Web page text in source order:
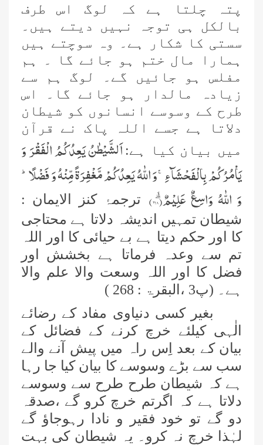
پتہ چلتا ہے کہ لوگ اس طرف
بالکل ہی توجہ نہیں دیتے ہیں۔
سستی کا شکار ہے۔ وہ سوچتے ہیں
ہمارا مال ختم ہو جائے گا ۔ ہم
مفلس ہو جائیں گے۔ لوگ ہم سے
زیادہ مالدار ہو جائے گا۔ اس
طرح کے وسوسے انسانوں کو شیطان
دلاتا ہے جسے اللہ پاک نے قرآن
میں بیان کیا ہے:اَلشَّیْطٰنُ یَعِدُكُمُ الْفَقْرَ وَ
یَاْمُرُكُمْ بِالْفَحْشَآءِۚ-وَ اللّٰهُ یَعِدُكُمْ مَّغْفِرَةً مِّنْهُ وَ فَضْلًاؕ-
وَ اللّٰهُ وَاسِعٌ عَلِیْمٌۖۙ(۲۶۸) ترجمۂ کنز الایمان :
شیطان تمہیں اندیشہ دلاتا ہے محتاجی
کا اور حکم دیتا ہے بے حیائی کا اور اللہ
تم سے وعدہ فرماتا ہے بخشش اور
فضل کا اور اللہ وسعت والا علم والا
ہے۔ (پ3 ،البقرۃ : 268
)
بغیر کسی دنیاوی مفاد کے رضائے
الٰہی کیلئے خرچ کرنے کے فضائل کے
بیان کے بعد اِس راہ میں پیش آنے والے
سب سے بڑے وسوسے کا بیان کیا جا رہا
ہے کہ شیطان طرح طرح سے وسوسے
دلاتا ہے کہ اگرتم خرچ کرو گے ،صدقہ
دو گے تو خود فقیر و نادا رہوجاؤ گے
لہٰذا خرچ نہ کرو۔ یہ شیطان کی بہت